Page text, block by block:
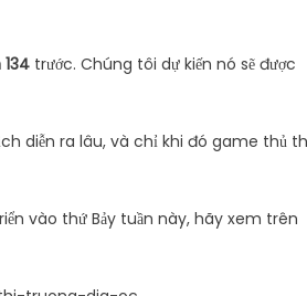
trước. Chúng tôi dự kiến ​​nó sẽ được
diễn ra lâu, và chỉ khi đó game thủ
vào thứ Bảy tuần này, hãy xem trên